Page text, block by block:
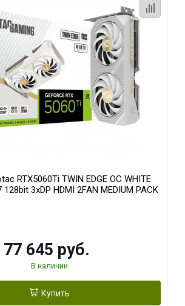
RTX5060Ti TWIN EDGE OC WHITE
128bit 3xDP HDMI 2FAN MEDIUM PACK
77 645 руб.
В наличии
Купить